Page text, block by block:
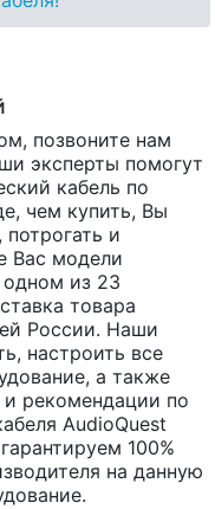
позвоните нам
эксперты помогут
кабель по
чем купить, Вы
и
Вас модели
одном из 23
товара
России. Наши
настроить все
а также
рекомендации по
AudioQuest
100%
на данную